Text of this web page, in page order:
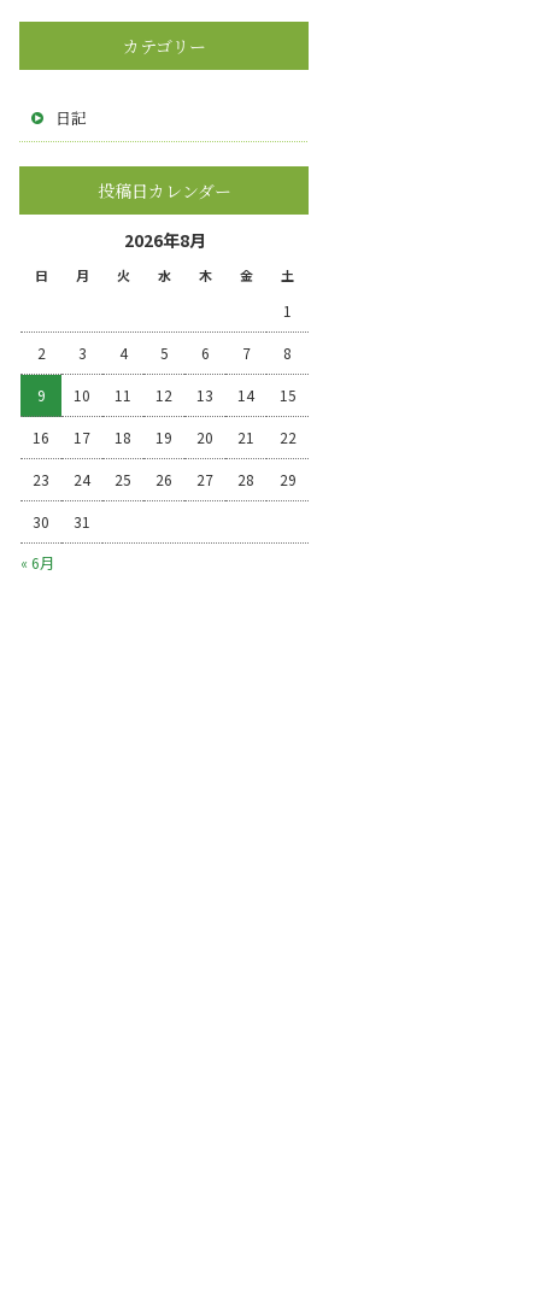
カテゴリー
日記
投稿日カレンダー
2026年8月
日 月 火 水 木 金 土
« 6月
1
2 3 4 5 6 7 8
9 10 11 12 13 14 15
16 17 18 19 20 21 22
23 24 25 26 27 28 29
30 31